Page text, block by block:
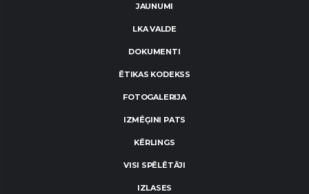
JAUNUMI
LKA VALDE
DOKUMENTI
ĒTIKAS KODEKSS
FOTOGALERIJA
IZMĒĢINI PATS
KĒRLINGS
VISI SPĒLĒTĀJI
IZLASES